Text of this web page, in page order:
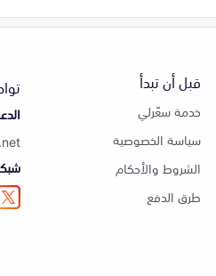
قبل أن تبدأ
خدمة سعّرلي
سياسة الخصوصية
الشروط والأحكام
طرق الدفع